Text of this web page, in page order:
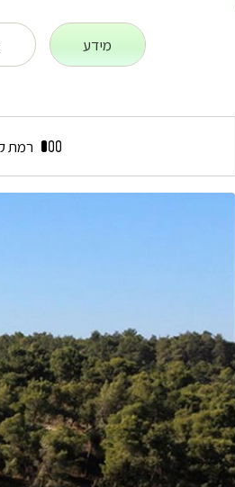
מידע
רמת